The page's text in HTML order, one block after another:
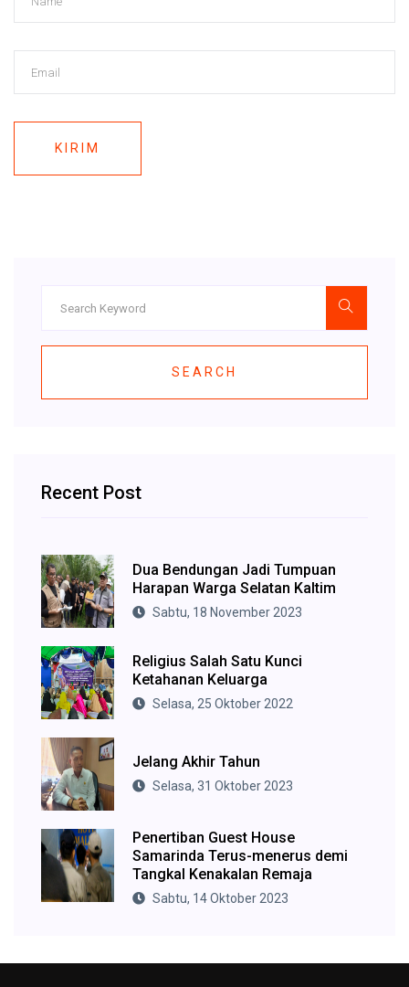
KIRIM
SEARCH
Recent Post
Dua Bendungan Jadi Tumpuan
Harapan Warga Selatan Kaltim
Sabtu, 18 November 2023
Religius Salah Satu Kunci
Ketahanan Keluarga
Selasa, 25 Oktober 2022
Jelang Akhir Tahun
Selasa, 31 Oktober 2023
Penertiban Guest House
Samarinda Terus-menerus demi
Tangkal Kenakalan Remaja
Sabtu, 14 Oktober 2023